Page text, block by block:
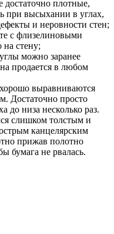
плотные,
при высыхании в углах,
и неровности стен;
с флизелиновыми
на стену;
можно заранее
продается в любом
выравниваются
Достаточно просто
до низа несколько раз.
слишком толстым и
канцелярским
прижав полотно
бумага не рвалась.